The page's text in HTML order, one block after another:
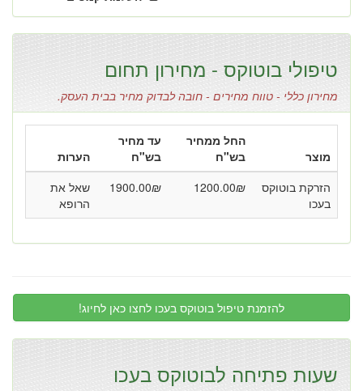
טיפולי בוטוקס - מחירון תחום
מחירון כללי - טווח מחירים - חובה לבדוק מחיר בבית העסק.
מוצר
החל ממחיר
בש"ח
עד מחיר
בש"ח
הערות
הזרקת בוטוקס
בעכו
1200.00₪
1900.00₪
שאל את
הרופא
להזמנת טיפול בוטוקס בעכו לחצו כאן לחיוג!
שעות פתיחה לבוטוקס בעכו